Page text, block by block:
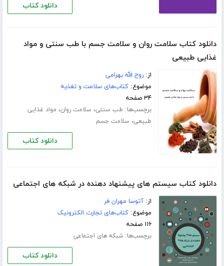
دانلود کتاب
دانلود کتاب سلامت روان و سلامت جسم با طب سنتی و مواد
غذایی طبیعی
از:روح الله بهرامی
موضوع:کتاب‌های سلامت و تغذیه
۳۴ صفحه
برچسب‌ها: طب سنتی، سلامت روان، مواد غذایی
طبیعی، سلامت جسم
دانلود کتاب
دانلود کتاب سیستم های پیشنهاد دهنده در شبکه های اجتماعی
از:آتوسا مهران فر
موضوع:کتاب‌های تجارت الکترونیک
۱۱۶ صفحه
برچسب‌ها:شبکه های اجتماعی
دانلود کتاب